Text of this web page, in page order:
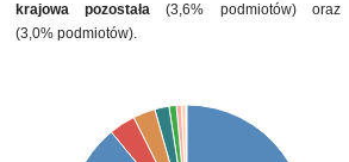
krajowa pozostała (3,6% podmiotów) oraz
(3,0% podmiotów).